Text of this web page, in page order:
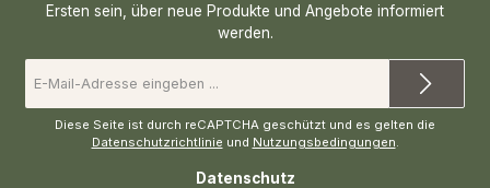
Ersten sein, über neue Produkte und Angebote informiert
werden.
Mail-
Adresse
Diese Seite ist durch reCAPTCHA geschützt und es gelten die
Datenschutzrichtlinie und Nutzungsbedingungen
Datenschutz